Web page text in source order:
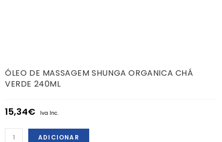
ÓLEO DE MASSAGEM SHUNGA ORGANICA CHÁ
VERDE 240ML
15,34€ Iva Inc.
ADICIONAR